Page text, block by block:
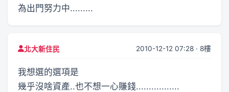
為出門努力中.........
北大新住民 2010-12-12 07:28 · 8樓
我想選的選項是
幾乎沒啥資產..也不想一心賺錢.................